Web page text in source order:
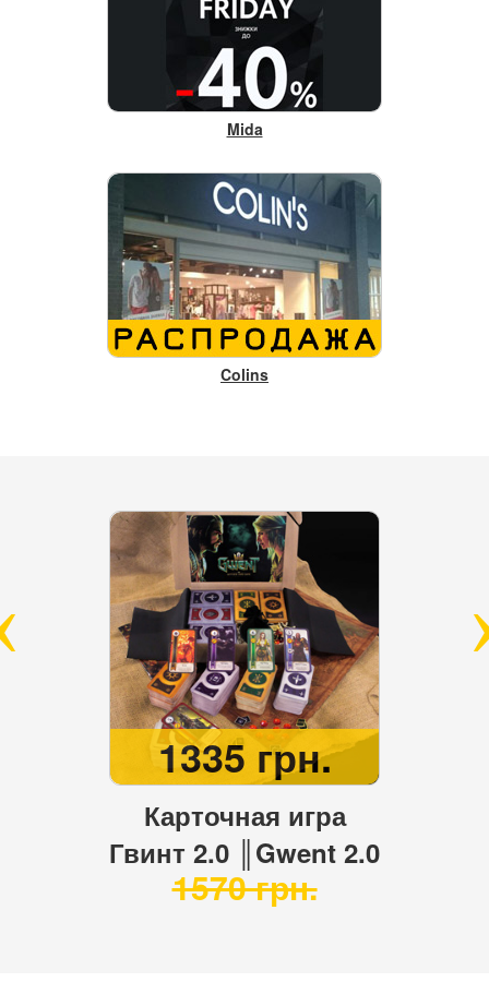
Mida
Colins
1335 грн.
Карточная игра
Гвинт 2.0 ║Gwent 2.0
1570 грн.